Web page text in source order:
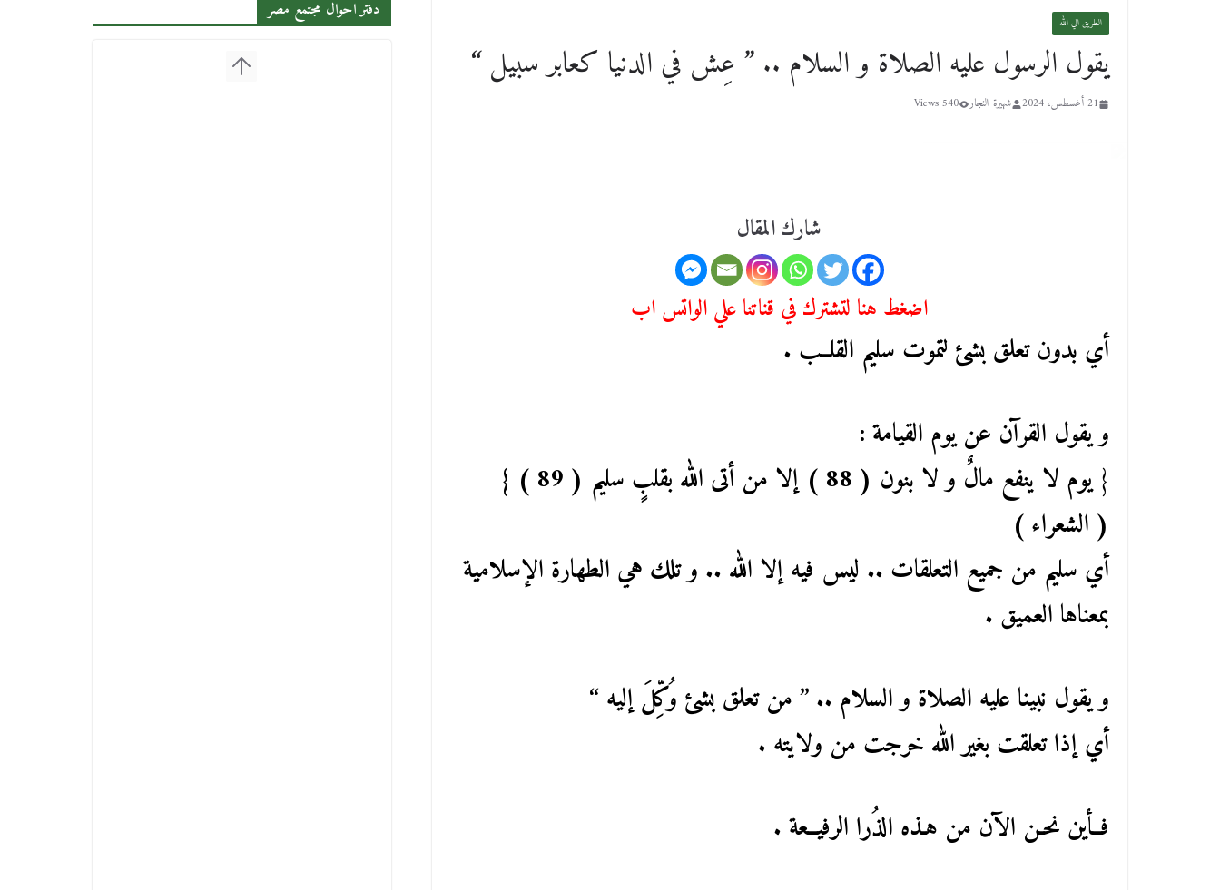
الطريق الي الله
يقول الرسول عليه الصلاة و السلام .. ” عِش في الدنيا كعابر سبيل “
21 أغسطس، 2024 شهيرة النجار 540 Views
شارك المقال
اضغط هنا لتشترك في قناتنا علي الواتس اب
أي بدون تعلق بشئ لتموت سليم القلــب .
و يقول القرآن عن يوم القيامة :
{ يوم لا ينفع مالٌ و لا بنون ( 88 ) إلا من أتى الله بقلبٍ سليم ( 89 ) }
( الشعراء )
أي سليم من جميع التعلقات .. ليس فيه إلا الله .. و تلك هي الطهارة الإسلامية
بمعناها العميق .
و يقول نبينا عليه الصلاة و السلام .. ” من تعلق بشئ وُكِّلَ إليه “
أي إذا تعلقت بغير الله خرجت من ولايته .
فــأين نحـن الآن من هـذه الذُرا الرفيــعة .
دفتر احوال مجتمع مصر